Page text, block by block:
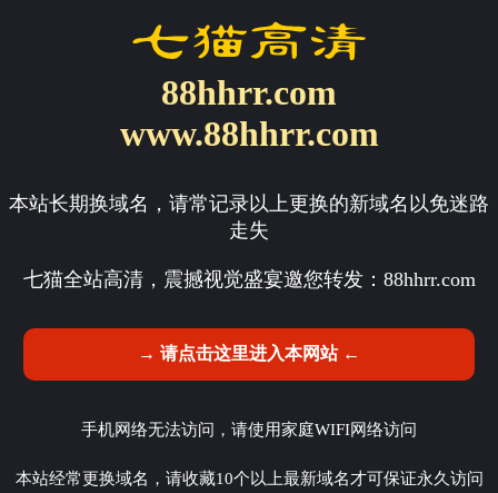
88hhrr.com
www.88hhrr.com
本站长期换域名，请常记录以上更换的新域名以免迷路
走失
七猫全站高清，震撼视觉盛宴邀您转发： 88hhrr.com
→ 请点击这里进入本网站 ←
手机网络无法访问，请使用家庭WIFI网络访问
本站经常更换域名，请收藏10个以上最新域名才可保证永久访问